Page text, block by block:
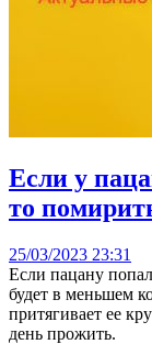
Если у
то
25/03/2023 23:31
Если пацану
будет в меньшем
притягивает ее
день прожить.